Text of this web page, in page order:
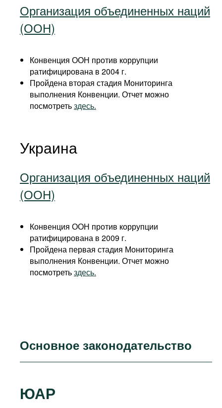
Организация объединенных наций
(ООН)
Конвенция ООН против коррупции
ратифицирована в 2004 г.
Пройдена вторая стадия Мониторинга
выполнения Конвенции. Отчет можно
посмотретьздесь.
Украина
Организация объединенных наций
(ООН)
Конвенция ООН против коррупции
ратифицирована в 2009 г.
Пройдена первая стадия Мониторинга
выполнения Конвенции. Отчет можно
посмотретьздесь.
Основное законодательство
ЮАР